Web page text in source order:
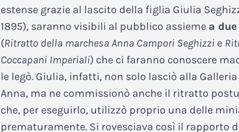
estense grazie al lascito della figlia Giulia
1895), saranno visibili al pubblico assieme a
(Ritratto della marchesa Anna Campori Seghizzi e
Coccapani Imperiali) che ci faranno conoscere
le legò. Giulia, infatti, non solo lasciò alla
Anna, ma ne commissionò anche il ritratto
che, per eseguirlo, utilizzò proprio una delle
prematuramente. Si rovesciava così il rapporto